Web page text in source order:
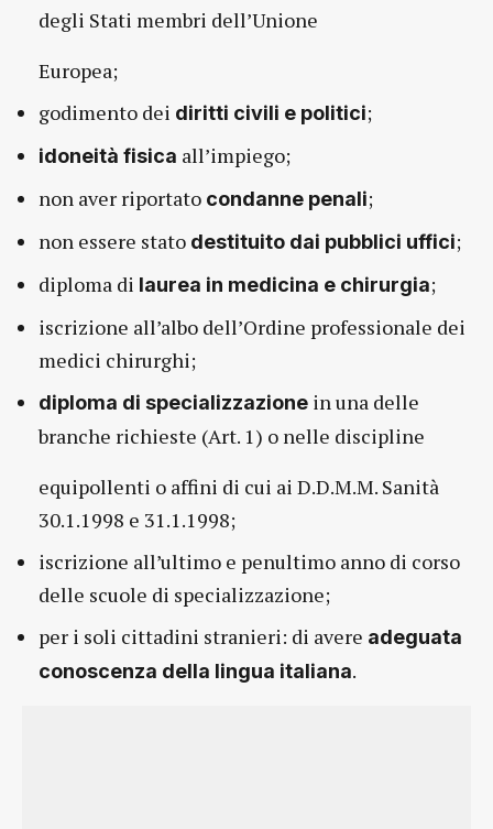
degli Stati membri dell’Unione
Europea;
godimento dei diritti civili e politici;
idoneità fisica all’impiego;
non aver riportato condanne penali;
non essere stato destituito dai pubblici uffici;
diploma di laurea in medicina e chirurgia;
iscrizione all’albo dell’Ordine professionale dei
medici chirurghi;
diploma di specializzazione in una delle
branche richieste (Art. 1) o nelle discipline
equipollenti o affini di cui ai D.D.M.M. Sanità
30.1.1998 e 31.1.1998;
iscrizione all’ultimo e penultimo anno di corso
delle scuole di specializzazione;
per i soli cittadini stranieri: di avere adeguata
conoscenza della lingua italiana.